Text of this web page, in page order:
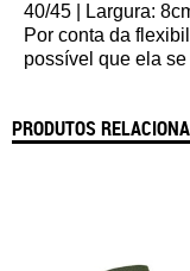
40/45 | Largura:
Por conta da
possível que ela
PRODUTOS